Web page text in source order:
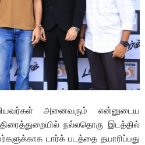
அனைவரும் என்னுடைய
நல்லதொரு இடத்தில்
டார்க் படத்தை தயாரிப்பது